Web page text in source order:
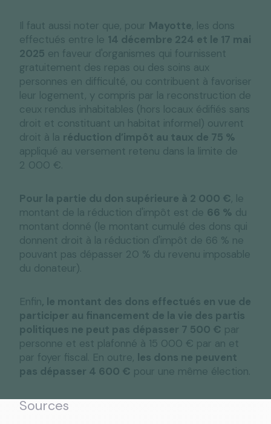
Il faut aussi noter que, pour Mayotte, les dons
effectués entre le 14 décembre 224 et le 17 mai
2025 en faveur d'organismes qui fournissent
gratuitement des repas ou des soins aux
personnes en difficulté, ou contribuent à favoriser
leur logement, y compris par la reconstruction de
ceux rendus inhabitables (hors locaux édifiés sans
droit et constituant un habitat informel) ouvrent
droit à la réduction d’impôt au taux de 75 %
appliqué au versement retenu dans la limite de
2 000 €.
Pour la partie du don supérieure à 2 000 €, le
montant de la réduction d'impôt est de 66 % du
montant donné (le montant cumulé des dons qui
donnent droit à la réduction d'impôt de 66 % ne
pouvant pas dépasser 20 % du revenu imposable
du donateur).
Enfin, le montant des dons effectués en vue de
participer au financement de la vie des partis
politiques ne peut pas dépasser 7 500 € par
personne et est plafonné à 15 000 € par an et
par foyer fiscal. En outre, les dons ne peuvent
pas dépasser 4 600 € pour une même élection.
Sources